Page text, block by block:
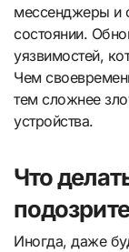
мессенджеры и
состоянии.
уязвимостей,
Чем
тем сложнее
устройства.
Что
Иногда, даже